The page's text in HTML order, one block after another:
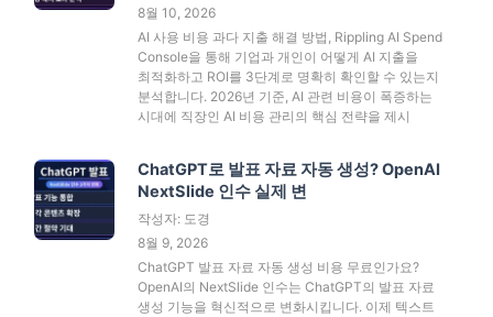
8월 10, 2026
AI 사용 비용 과다 지출 해결 방법, Rippling AI Spend
Console을 통해 기업과 개인이 어떻게 AI 지출을
최적화하고 ROI를 3단계로 명확히 확인할 수 있는지
분석합니다. 2026년 기준, AI 관련 비용이 폭증하는
시대에 직장인 AI 비용 관리의 핵심 전략을 제시
ChatGPT로 발표 자료 자동 생성? OpenAI
NextSlide 인수 실제 변
작성자: 도경
8월 9, 2026
ChatGPT 발표 자료 자동 생성 비용 무료인가요?
OpenAI의 NextSlide 인수는 ChatGPT의 발표 자료
생성 기능을 혁신적으로 변화시킵니다. 이제 텍스트